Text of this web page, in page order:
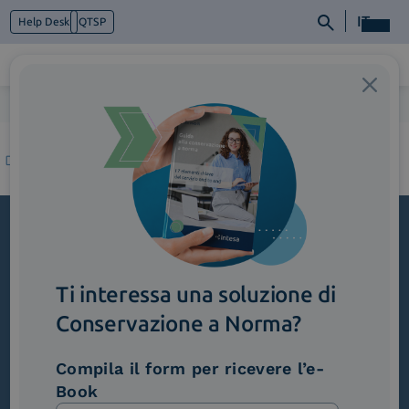
Help Desk QTSP IT
Cosa facciamo
2_SoluzioneAdattabileEintegrata (1)
Iscriviti alla newsletter
Novità, iniziative ed eventi dal mondo della
trasformazione digitale.
Ti interessa una soluzione di
Conservazione a Norma?
Compila il form per ricevere l’e-
Book